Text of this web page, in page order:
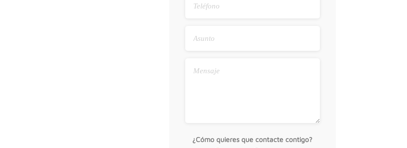
¿Cómo quieres que contacte contigo?